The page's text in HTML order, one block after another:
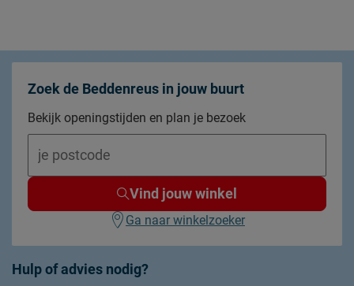
Hulp of advies nodig?
Zoek de Beddenreus in jouw buurt
Bekijk openingstijden en plan je bezoek
Vind jouw winkel
Ga naar winkelzoeker